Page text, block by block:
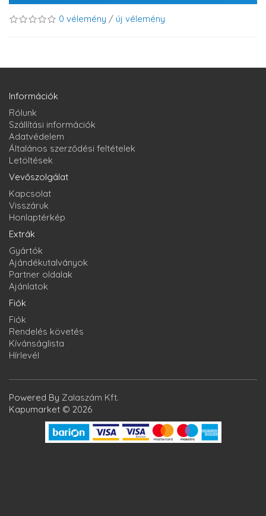
0 vélemény / új vélemény
Információk
Rólunk
Szállítási információk
Adatvédelem
Általános szerződési feltételek
Letöltések
Vevőszolgálat
Kapcsolat
Visszáruk
Honlaptérkép
Extrák
Gyártók
Ajándékutalványok
Partner oldalak
Ajánlatok
Fiók
Fiók
Rendelés követés
Kívánságlista
Hírlevél
Powered By Zalaszám Kft.
Kapumarket © 2026